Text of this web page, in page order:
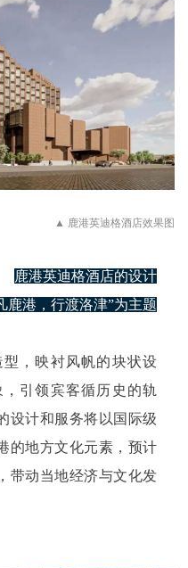
▲ 鹿港英迪格酒店效果图
鹿港英迪格酒店的设计
鹿港，行渡洛津”为主题
，映衬风帆的块状设
引领宾客循历史的轨
设计和服务将以国际级
的地方文化元素，预计
带动当地经济与文化发